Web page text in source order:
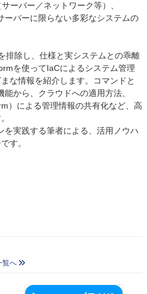
ーバー／ネットワーク等）、
ーバーに限らない多彩なシステムの
排除し、仕様と実システムとの乖離
を使ってIaCによるシステム管理
な情報を紹介します。コマンドと
から、クラウドへの適用方法、
）による管理情報の共有化など、高
を実践する筆者による、活用ノウハ
す。
覧へ